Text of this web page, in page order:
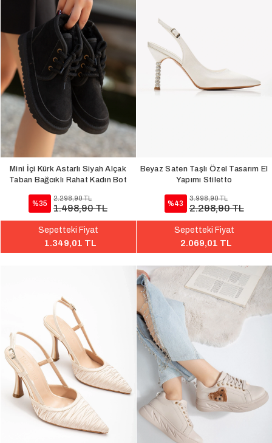
Mini İçi Kürk Astarlı Siyah Alçak
Taban Bağcıklı Rahat Kadın Bot
%35
2.298,90 TL
1.498,90 TL
Sepetteki Fiyat
1.349,01 TL
Beyaz Saten Taşlı Özel Tasarım El
Yapımı Stiletto
%43
3.998,90 TL
2.298,90 TL
Sepetteki Fiyat
2.069,01 TL